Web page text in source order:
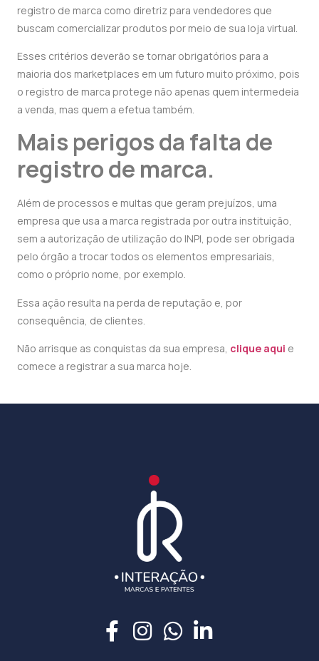
registro de marca como diretriz para vendedores que
buscam comercializar produtos por meio de sua loja virtual.
Esses critérios deverão se tornar obrigatórios para a
maioria dos marketplaces em um futuro muito próximo, pois
o registro de marca protege não apenas quem intermedeia
a venda, mas quem a efetua também.
Mais perigos da falta de
registro de marca.
Além de processos e multas que geram prejuízos, uma
empresa que usa a marca registrada por outra instituição,
sem a autorização de utilização do INPI, pode ser obrigada
pelo órgão a trocar todos os elementos empresariais,
como o próprio nome, por exemplo.
Essa ação resulta na perda de reputação e, por
consequência, de clientes.
Não arrisque as conquistas da sua empresa, clique aqui e
comece a registrar a sua marca hoje.